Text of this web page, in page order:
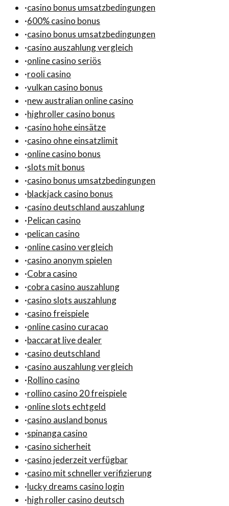
·casino bonus umsatzbedingungen
·600% casino bonus
·casino bonus umsatzbedingungen
·casino auszahlung vergleich
·online casino seriös
·rooli casino
·vulkan casino bonus
·new australian online casino
·highroller casino bonus
·casino hohe einsätze
·casino ohne einsatzlimit
·online casino bonus
·slots mit bonus
·casino bonus umsatzbedingungen
·blackjack casino bonus
·casino deutschland auszahlung
·Pelican casino
·pelican casino
·online casino vergleich
·casino anonym spielen
·Cobra casino
·cobra casino auszahlung
·casino slots auszahlung
·casino freispiele
·online casino curacao
·baccarat live dealer
·casino deutschland
·casino auszahlung vergleich
·Rollino casino
·rollino casino 20 freispiele
·online slots echtgeld
·casino ausland bonus
·spinanga casino
·casino sicherheit
·casino jederzeit verfügbar
·casino mit schneller verifizierung
·lucky dreams casino login
·high roller casino deutsch